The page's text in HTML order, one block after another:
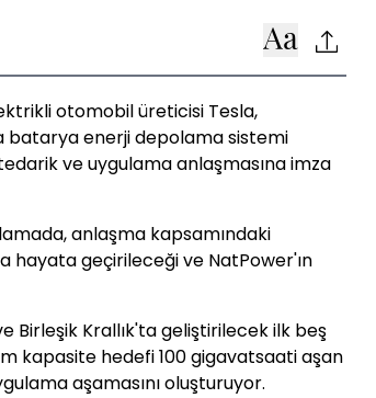
otomobil üreticisi Tesla,
enerji depolama sistemi
ve uygulama anlaşmasına imza
anlaşma kapsamındaki
hayata geçirileceği ve NatPower'ın
Birleşik Krallık'ta geliştirilecek ilk beş
kapasite hedefi 100 gigavatsaati aşan
aşamasını oluşturuyor.